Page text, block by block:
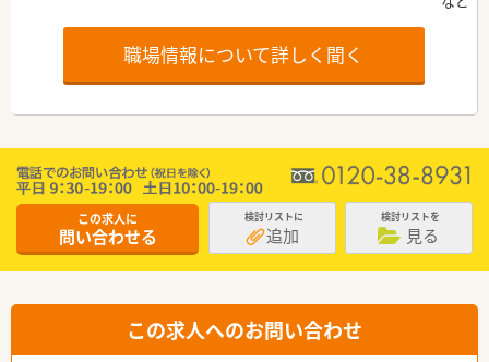
職場情報について詳しく聞く
この求人に
問い合わせる
検討リストに
追加
検討リストを
見る
この求人へのお問い合わせ